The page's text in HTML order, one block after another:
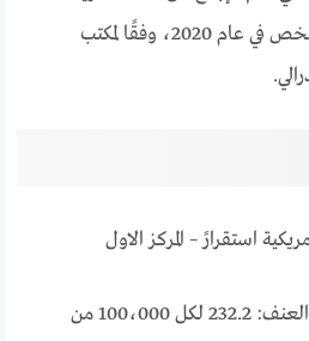
لكل 100 ألف شخص في عام 2020، وفقًا لمكتب
استقرارً – المركز الاول
• معدل جرائم العنف: 232.2 لكل 100،000 من